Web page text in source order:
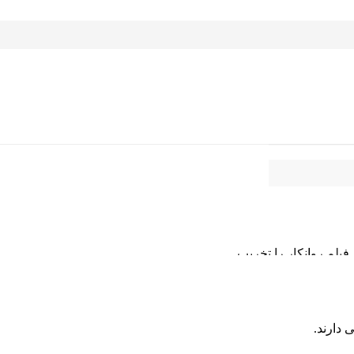
روانکار را تخریب
روانکار است.
دارند.